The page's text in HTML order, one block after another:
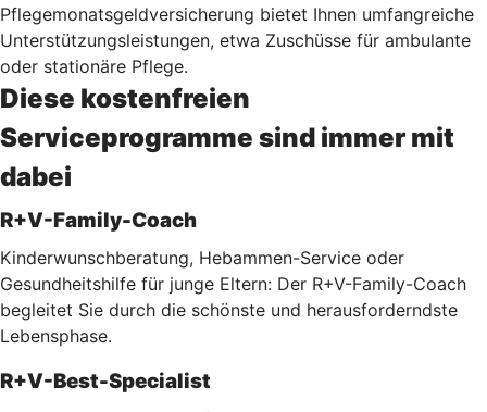
Pflegemonatsgeldversicherung bietet Ihnen umfangreiche
Unterstützungsleistungen, etwa Zuschüsse für ambulante
oder stationäre Pflege.
Diese kostenfreien
Serviceprogramme sind immer mit
dabei
R+V-Family-Coach
Kinderwunschberatung, Hebammen-Service oder
Gesundheitshilfe für junge Eltern: Der R+V-Family-Coach
begleitet Sie durch die schönste und herausforderndste
Lebensphase.
R+V-Best-Specialist